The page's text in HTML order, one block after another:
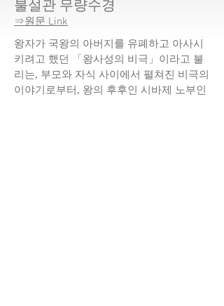
불설관 무량수경
⇒원문 Link
왕자가 국왕의 아버지를 유폐하고 아사시
키려고 했던 「왕사성의 비극」이라고 불
리는, 부모와 자식 사이에서 펼쳐진 비극의
이야기로부터, 왕의 후후인 시바제 노부인